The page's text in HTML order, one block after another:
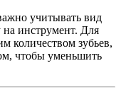
учитывать вид
инструмент. Для
количеством зубьев,
чтобы уменьшить